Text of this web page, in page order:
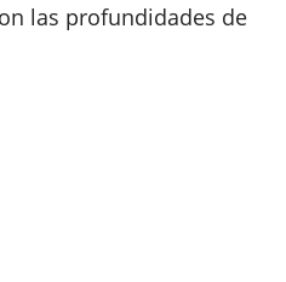
las profundidades de